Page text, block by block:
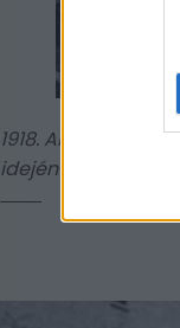
1918. Amerikai
idején